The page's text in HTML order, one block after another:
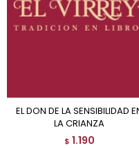
EL DON DE LA SENSIBILIDAD EN
LA CRIANZA
$ 1.190